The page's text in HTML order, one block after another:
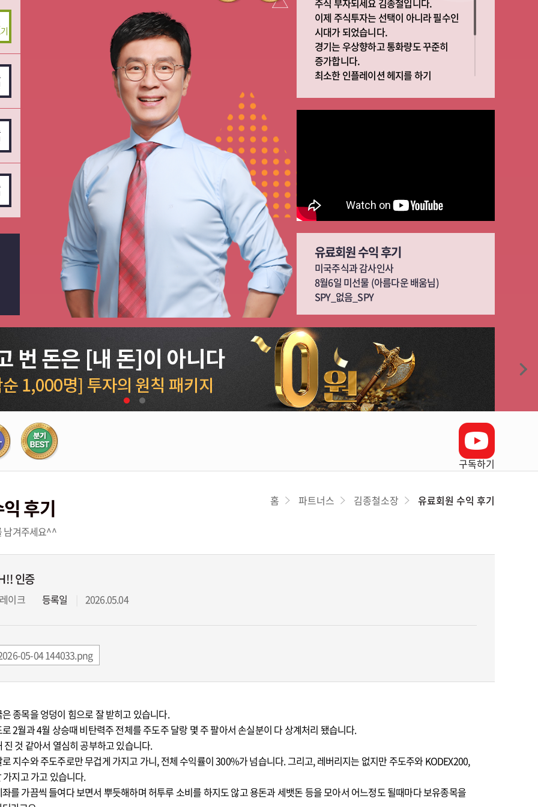
주식 부자되세요 김종철입니다.
이제 주식투자는 선택이 아니라 필수인
시대가 되었습니다.
경기는 우상향하고 통화량도 꾸준히
증가합니다.
최소한 인플레이션 헤지를 하기
유료회원 수익 후기
미국주식과 감사인사
8월6일 미선물 (아름다운 배움님)
SPY_없음_SPY
구독하기
홈 파트너스 김종철소장 유료회원 수익 후기
후기
남겨주세요^^
인증
이크 등록일 2026.05.04
05-04 144033.png
종목을 엉덩이 힘으로 잘 받히고 있습니다.
2월과 4월 상승때 비탄력주 전체를 주도주 달랑 몇 주 팔아서 손실분이 다 상계처리 됐습니다.
진 것 같아서 열심히 공부하고 있습니다.
지수와 주도주로만 무겁게 가지고 가니, 전체 수익률이 300%가 넘습니다. 그리고, 레버리지는 없지만 주도주와 KODEX200,
지고 가고 있습니다.
를 가끔씩 들여다 보면서 뿌듯해하며 허투루 소비를 하지도 않고 용돈과 세뱃돈 등을 모아서 어느정도 될때마다 보유종목을